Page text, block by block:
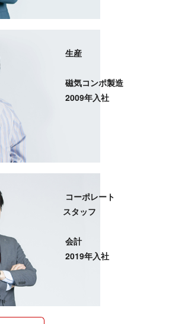
生産
磁気コンポ製造
2009年入社
コーポレート
スタッフ
会計
2019年入社